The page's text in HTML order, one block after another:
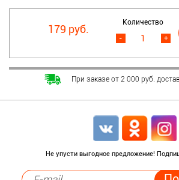
179 руб.
Количество
+
-
При заказе от 2 000 руб.
Не упусти выгодное предложение!